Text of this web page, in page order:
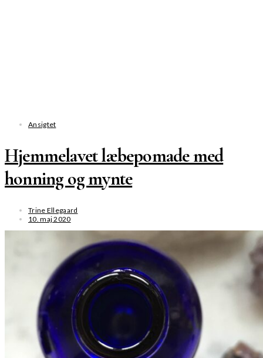
Ansigtet
Hjemmelavet læbepomade med
honning og mynte
Trine Ellegaard
10. maj 2020